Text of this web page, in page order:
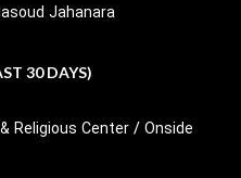
Jahanara
30 DAYS)
Religious Center / Onside